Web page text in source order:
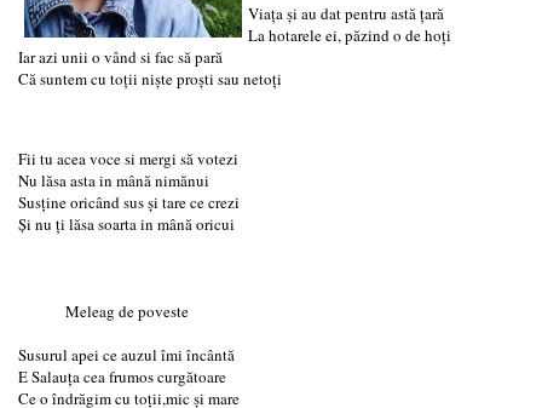
Viața și au dat pentru astă țară
La hotarele ei, păzind o de hoți
Iar azi unii o vând si fac să pară
Că suntem cu toții niște proști sau netoți
Fii tu acea voce si mergi să votezi
Nu lăsa asta in mână nimănui
Susține oricând sus și tare ce crezi
Și nu ți lăsa soarta in mână oricui
Meleag de poveste
Susurul apei ce auzul îmi încântă
E Salauța cea frumos curgătoare
Ce o îndrăgim cu toții,mic și mare